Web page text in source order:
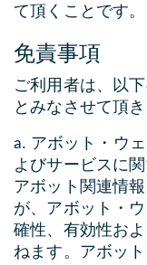
て頂くことです。
免責事項
ご利用者は、以
とみなさせて頂き
a. アボット・ウ
よびサービスに
アボット関連情
が、アボット・
確性、有効性お
ねます。アボッ